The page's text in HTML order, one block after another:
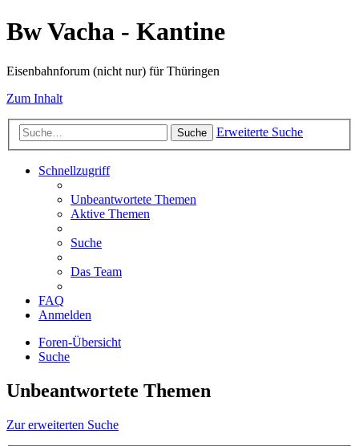
Bw Vacha - Kantine
Eisenbahnforum (nicht nur) für Thüringen
Zum Inhalt
Suche Erweiterte Suche
Schnellzugriff
Unbeantwortete Themen
Aktive Themen
Suche
Das Team
FAQ
Anmelden
Foren-Übersicht
Suche
Unbeantwortete Themen
Zur erweiterten Suche